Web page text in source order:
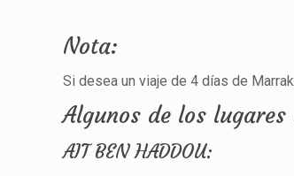
Nota:
Si desea un viaje de 4 días de
Algunos de los
AIT BEN HADDOU: